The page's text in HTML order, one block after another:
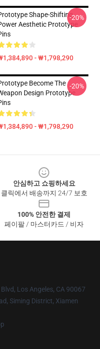
Shape-Shifting
Aesthetic Prototype
- ₩1,798,290
-20%
Become The
Design Prototype
- ₩1,798,290
-20%
안심하고 쇼핑하세요
클릭에서 배송까지 24/7 보호
100% 안전한 결제
페이팔 / 마스터카드 / 비자
Los Angeles, CA 90067
Siming District, Xiamen